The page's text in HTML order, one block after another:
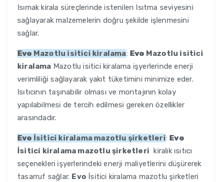
Isımak kirala süreçlerinde istenilen Isıtma seviyesini
sağlayarak malzemelerin doğru şekilde işlenmesini
sağlar.
Evo Mazotlu isitici kiralama: Evo Mazotlu isitici
kiralama Mazotlu isitici kiralama işyerlerinde enerji
verimliliği sağlayarak yakıt tüketimini minimize eder.
Isıtıcının taşınabilir olması ve montajının kolay
yapılabilmesi de tercih edilmesi gereken özellikler
arasındadır.
Evo İsitici kiralama mazotlu şirketleri: Evo
İsitici kiralama mazotlu şirketleri kiralık ısıtıcı
seçenekleri işyerlerindeki enerji maliyetlerini düşürerek
tasarruf sağlar. Evo İsitici kiralama mazotlu şirketleri